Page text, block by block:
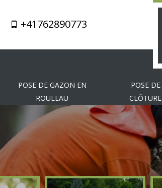
+41762890773
POSE DE GAZON EN
ROULEAU
POSE DE
CLÔTURE